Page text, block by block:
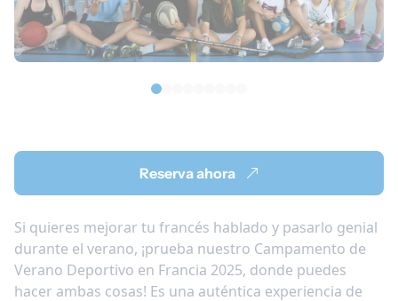
Reserva ahora
Si quieres mejorar tu francés hablado y pasarlo genial
durante el verano, ¡prueba nuestro Campamento de
Verano Deportivo en Francia 2025, donde puedes
hacer ambas cosas! Es una auténtica experiencia de